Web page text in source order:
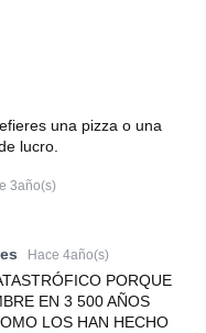
una pizza o una
lucro.
3año(s)
Hace 4año(s)
PORQUE
EN 3 500 AÑOS
LOS HAN HECHO